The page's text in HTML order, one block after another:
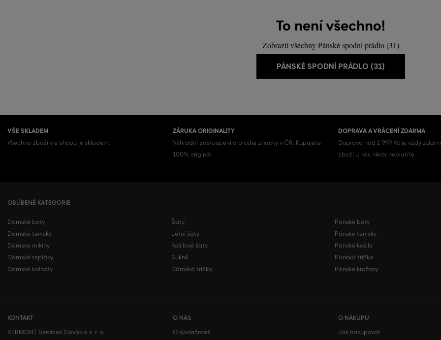
To není všechno!
Zobrazit všechny Pánské spodní prádlo (31)
PÁNSKÉ SPODNÍ PRÁDLO (31)
VŠE SKLADEM
Všechno zboží v e-shopu je skladem.
ZÁRUKA ORIGINALITY
Výhradní zastoupení a prodej značky v ČR. Kupujete
100% originál.
DOPRAVA A VRÁCENÍ ZDARMA
Doprava nad 1 999 Kč je vždy
zboží u nás nikdy neplatíte.
OBLÍBENÉ KATEGORIE
Dámské boty
Dámské tenisky
Dámské mikiny
Dámské tepláky
Dámské kalhoty
Šaty
Letní šaty
Košilové šaty
Sukně
Dámská trička
Pánské boty
Pánské tenisky
Pánské košile
Pánská trička
Pánské kraťasy
KONTAKT
VERMONT Services Slovakia s. r. o.
O NÁS
O společnosti
O NÁKUPU
Jak nakupovat